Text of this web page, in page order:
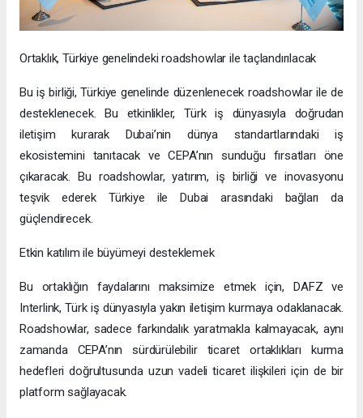
Ortaklık, Türkiye genelindeki roadshowlar ile taçlandırılacak
Bu iş birliği, Türkiye genelinde düzenlenecek roadshowlar ile de
desteklenecek. Bu etkinlikler, Türk iş dünyasıyla doğrudan
iletişim kurarak Dubai’nin dünya standartlarındaki iş
ekosistemini tanıtacak ve CEPA’nın sunduğu fırsatları öne
çıkaracak. Bu roadshowlar, yatırım, iş birliği ve inovasyonu
teşvik ederek Türkiye ile Dubai arasındaki bağları da
güçlendirecek.
Etkin katılım ile büyümeyi desteklemek
Bu ortaklığın faydalarını maksimize etmek için, DAFZ ve
Interlink, Türk iş dünyasıyla yakın iletişim kurmaya odaklanacak.
Roadshowlar, sadece farkındalık yaratmakla kalmayacak, aynı
zamanda CEPA’nın sürdürülebilir ticaret ortaklıkları kurma
hedefleri doğrultusunda uzun vadeli ticaret ilişkileri için de bir
platform sağlayacak.